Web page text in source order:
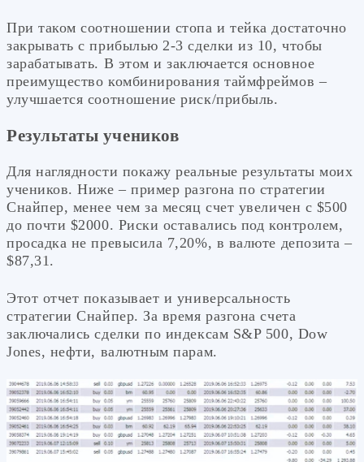
При таком соотношении стопа и тейка достаточно
закрывать с прибылью 2-3 сделки из 10, чтобы
зарабатывать. В этом и заключается основное
преимущество комбинирования таймфреймов –
улучшается соотношение риск/прибыль.
Результаты учеников
Для наглядности покажу реальные результаты моих
учеников. Ниже – пример разгона по стратегии
Снайпер, менее чем за месяц счет увеличен с $500
до почти $2000. Риски оставались под контролем,
просадка не превысила 7,20%, в валюте депозита –
$87,31.
Этот отчет показывает и универсальность
стратегии Снайпер. За время разгона счета
заключались сделки по индексам S&P 500, Dow
Jones, нефти, валютным парам.